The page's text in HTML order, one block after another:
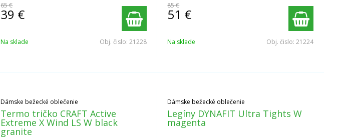
65 €
39 €
Na sklade Obj. čislo:21228
85 €
51 €
Na sklade Obj. čislo: 21224
Dámske bežecké oblečenie
Termo tričko CRAFT Active
Extreme X Wind LS W black
granite
Dámske bežecké oblečenie
Legíny DYNAFIT Ultra Tights W
magenta